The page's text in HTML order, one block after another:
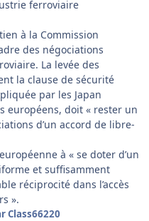
ferroviaire
à la Commission
des négociations
La levée des
la clause de sécurité
par les Japan
européens, doit « rester un
d’un accord de libre-
à « se doter d’un
et suffisamment
réciprocité dans l’accès
».
Class66220